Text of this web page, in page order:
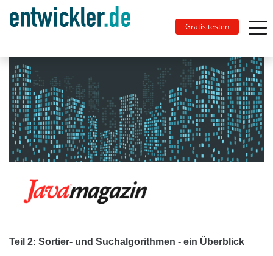
Gratis testen
Teil 2: Sortier- und Suchalgorithmen - ein Überblick